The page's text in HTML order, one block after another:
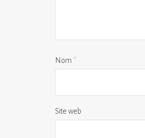
Nom *
Site web